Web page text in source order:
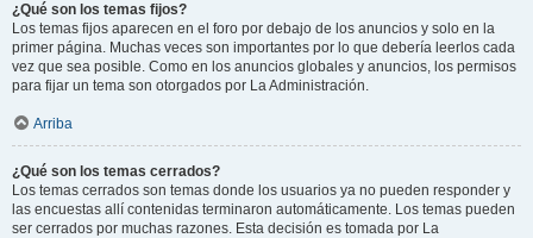
¿Qué son los temas fijos?
Los temas fijos aparecen en el foro por debajo de los anuncios y solo en la
primer página. Muchas veces son importantes por lo que debería leerlos cada
vez que sea posible. Como en los anuncios globales y anuncios, los permisos
para fijar un tema son otorgados por La Administración.
Arriba
¿Qué son los temas cerrados?
Los temas cerrados son temas donde los usuarios ya no pueden responder y
las encuestas allí contenidas terminaron automáticamente. Los temas pueden
ser cerrados por muchas razones. Esta decisión es tomada por La